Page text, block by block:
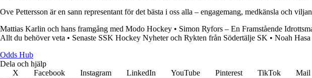
Ove Pettersson är en sann representant för det bästa i oss alla – engagemang, medkänsla och
Mattias Karlin och hans framgång med Modo Hockey • Simon Ryfors – En Framstående
Allt du behöver veta • Senaste SSK Hockey Nyheter och Rykten från Södertälje SK • Noah
Odds Hub
Dela och hjälp
X
Facebook Instagram LinkedIn YouTube Pinterest TikTok Mail